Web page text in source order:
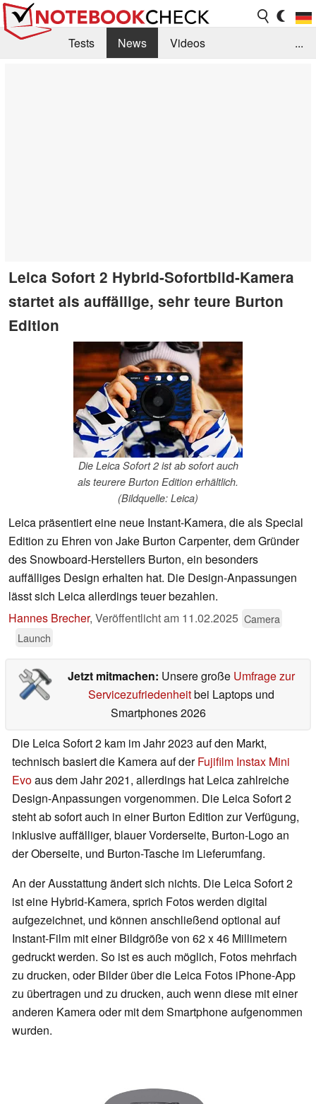
Tests News
Videos
...
Leica Sofort 2 Hybrid-Sofortbild-Kamera
startet als auffällige, sehr teure Burton
Edition
Die Leica Sofort 2 ist ab sofort auch
als teurere Burton Edition erhältlich.
(Bildquelle: Leica)
Leica präsentiert eine neue Instant-Kamera, die als Special
Edition zu Ehren von Jake Burton Carpenter, dem Gründer
des Snowboard-Herstellers Burton, ein besonders
auffälliges Design erhalten hat. Die Design-Anpassungen
lässt sich Leica allerdings teuer bezahlen.
Hannes Brecher, Veröffentlicht am 11.02.2025 Camera
Launch
Jetzt mitmachen: Unsere große Umfrage zur
Servicezufriedenheitbei Laptops und
Smartphones 2026
Die Leica Sofort 2 kam im Jahr 2023 auf den Markt,
technisch basiert die Kamera auf derFujifilm Instax Mini
Evoaus dem Jahr 2021, allerdings hat Leica zahlreiche
Design-Anpassungen vorgenommen. Die Leica Sofort 2
steht ab sofort auch in einer Burton Edition zur Verfügung,
inklusive auffälliger, blauer Vorderseite, Burton-Logo an
der Oberseite, und Burton-Tasche im Lieferumfang.
An der Ausstattung ändert sich nichts. Die Leica Sofort 2
ist eine Hybrid-Kamera, sprich Fotos werden digital
aufgezeichnet, und können anschließend optional auf
Instant-Film mit einer Bildgröße von 62 x 46 Millimetern
gedruckt werden. So ist es auch möglich, Fotos mehrfach
zu drucken, oder Bilder über die Leica Fotos iPhone-App
zu übertragen und zu drucken, auch wenn diese mit einer
anderen Kamera oder mit dem Smartphone aufgenommen
wurden.